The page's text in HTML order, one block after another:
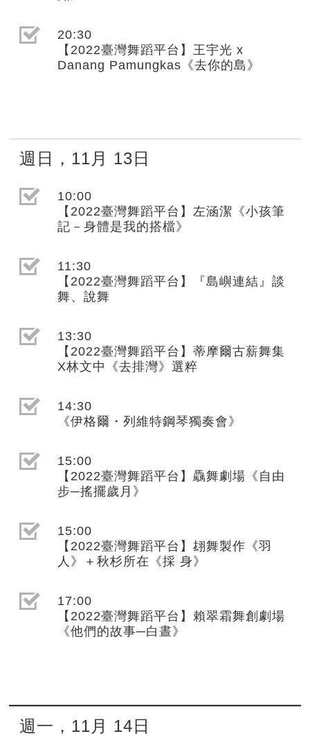
選取節目(未勾選)
20:30
【2022臺灣舞蹈平台】王宇光 x
Danang Pamungkas《去你的島》
週日 ， 11月 13日
選取節目(未勾選)
10:00
【2022臺灣舞蹈平台】左涵潔《小孩筆
記－身體是我的搭檔》
選取節目(未勾選)
11:30
【2022臺灣舞蹈平台】『島嶼連結』談
舞、說舞
選取節目(未勾選)
13:30
【2022臺灣舞蹈平台】蒂摩爾古薪舞集
X林文中《去排灣》選粹
選取節目(未勾選)
14:30
《伊格爾・列維特鋼琴獨奏會》
選取節目(未勾選)
15:00
【2022臺灣舞蹈平台】驫舞劇場《自由
步─搖擺歲月》
選取節目(未勾選)
15:00
【2022臺灣舞蹈平台】翃舞製作《羽
人》＋秋杉所在《採 身》
選取節目(未勾選)
17:00
【2022臺灣舞蹈平台】賴翠霜舞創劇場
《他們的故事─白晝》
週一 ， 11月 14日